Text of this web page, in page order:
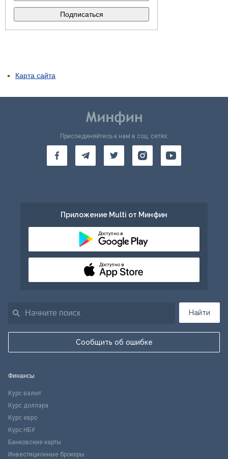
Карта сайта
Найти
Сообщить об ошибке
Присоединяйтесь к нам в соц. сетях:
Приложение Multi от Минфин
Доступно в
Доступно в
Финансы
Курс валют
Курс доллара
Курс евро
Курс НБУ
Банковские карты
Инвестиционные брокеры